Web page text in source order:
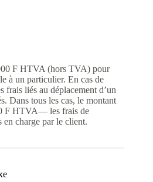
F HTVA (hors TVA) pour
à un particulier. En cas de
frais liés au déplacement d’un
Dans tous les cas, le montant
F HTVA— les frais de
en charge par le client.